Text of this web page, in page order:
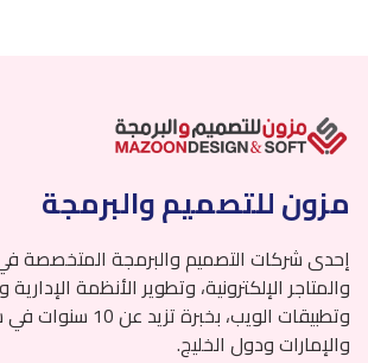
مزون للتصميم والبرمجة
إحدى شركات التصميم والبرمجة المتخصصة
والمتاجر الإلكترونية، وتطوير الأنظمة الإدارية
وتطبيقات الويب، بخبرة
والإمارات ودول الخليج.